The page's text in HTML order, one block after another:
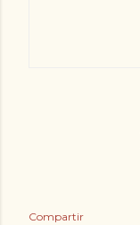
Compartir